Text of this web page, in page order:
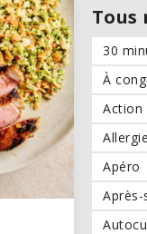
Tous
30
À
Action
Apéro
Après-